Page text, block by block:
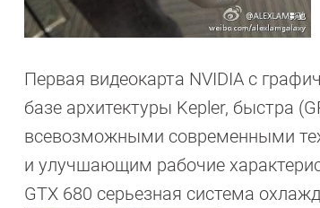
Первая видеокарта NVIDIA с
базе архитектуры Kepler, быстра
всевозможными современными
и улучшающим рабочие
GTX 680 серьезная система